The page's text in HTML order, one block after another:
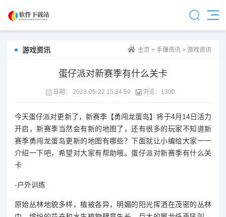
游戏资讯 主页 > 手赚资讯 > 游戏资讯
蛋仔派对新赛季有什么关卡
日期： 2023-05-22 15:34:59 浏览： 1300
今天蛋仔派对更新了，新赛季【勇闯龙蛋岛】将于4月14日活力
开启，新赛季当然会有新的地图了，还有很多的玩家不知道新
赛季勇闯龙蛋岛更新的地图有哪些？下面就让小编给大家一一
介绍一下吧，希望对大家有帮助哦。蛋仔派对新赛季有什么关
卡
-户外训练
原始丛林地貌多样，植被各异，明媚的阳光挥洒在茂密的丛林